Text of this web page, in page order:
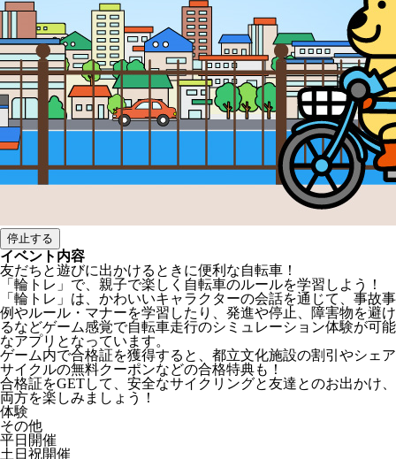
停止する
イベント内容
友だちと遊びに出かけるときに便利な自転車！
「輪トレ」で、親子で楽しく自転車のルールを学習しよう！
「輪トレ」は、かわいいキャラクターの会話を通じて、事故事
例やルール・マナーを学習したり、発進や停止、障害物を避け
るなどゲーム感覚で自転車走行のシミュレーション体験が可能
なアプリとなっています。
ゲーム内で合格証を獲得すると、都立文化施設の割引やシェア
サイクルの無料クーポンなどの合格特典も！
合格証をGETして、安全なサイクリングと友達とのお出かけ、
両方を楽しみましょう！
体験
その他
平日開催
土日祝開催